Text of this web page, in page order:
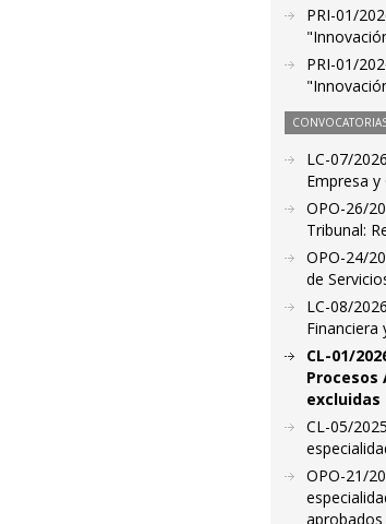
PRI-01/
PRI-01/
LC-07/
Empresa
OPO-26/
Tribunal:
OPO-24/
de
LC-08/
Financiera
CL-01/
Procesos
excluidas
CL-05/
OPO-21/